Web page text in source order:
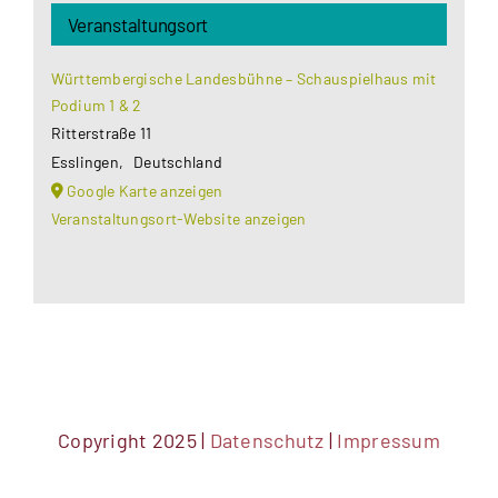
Veranstaltungsort
Württembergische Landesbühne – Schauspielhaus mit
Podium 1 & 2
Ritterstraße 11
Esslingen,
Deutschland
Google Karte anzeigen
Veranstaltungsort-Website anzeigen
Copyright 2025 | Datenschutz | Impressum